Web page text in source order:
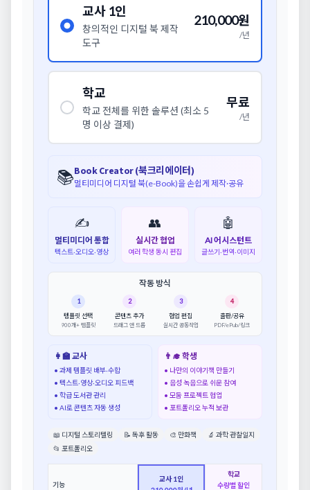
교사 1인
창의적인 디지털 북 제작
도구
210,000원
/년
학교
학교 전체를 위한 솔루션 (최소 5
명 이상 결제)
무료
/년
📚Book Creator (북크리에이터)
멀티미디어 디지털 북(e-Book)을 손쉽게 제작·공유
✍️
멀티미디어 통합
텍스트·오디오·영상
👥
실시간 협업
여러 학생 동시 편집
🤖
AI 어시스턴트
글쓰기·번역·이미지
작동 방식
1
템플릿 선택
900개+ 템플릿
2
콘텐츠 추가
드래그 앤 드롭
3
협업 편집
실시간 공동작업
4
출판/공유
PDF/ePub/링크
👩‍🏫 교사
• 과제 템플릿 배부·수합
• 텍스트·영상·오디오 피드백
• 학급 도서관 관리
• AI로 콘텐츠 자동 생성
👨‍🎓 학생
• 나만의 이야기책 만들기
• 음성 녹음으로 쉬운 참여
• 모둠 프로젝트 협업
• 포트폴리오 누적 보관
📖 디지털 스토리텔링 📝 독후 활동 🎨 만화책
🔬 과학 관찰일지
📂 포트폴리오
기능
교사 1인
학교
수량별 할인